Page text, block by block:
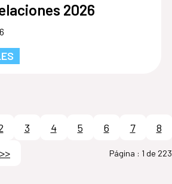
2026
3 4 5 6 7
8
>> Página : 1 de 223